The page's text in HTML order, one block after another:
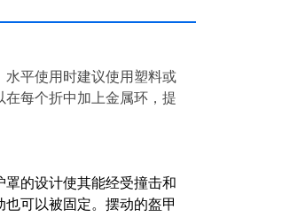
平使用时建议使用塑料或
每个折中加上金属环，提
的设计使其能经受撞击和
可以被固定。摆动的盔甲